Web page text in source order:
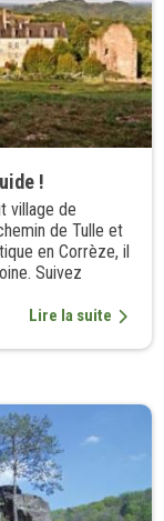
!
village de
de Tulle et
en Corrèze, il
Suivez
Lire la suite